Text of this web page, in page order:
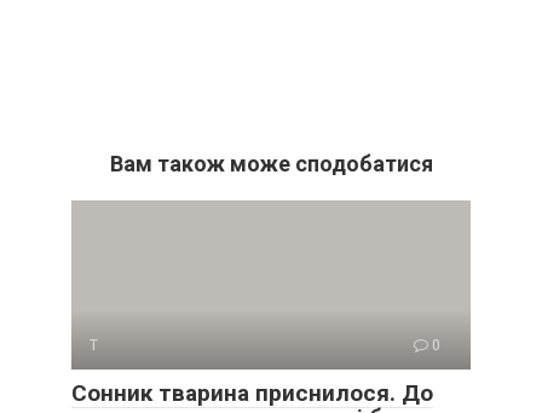
Вам також може сподобатися
Т 0
Сонник тварина приснилося. До